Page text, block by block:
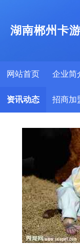
湖南郴州卡
网站首页 企业简
资讯动态 招商加